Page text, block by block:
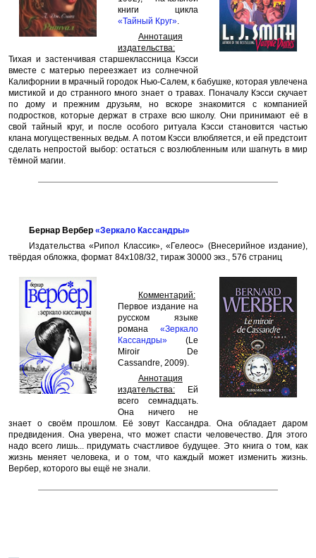
книги цикла
«Тайный Круг».
Аннотация
издательства:
Тихая и застенчивая старшеклассница Кэсси
вместе с матерью переезжает из солнечной
Калифорнии в мрачный городок Нью-Салем, к бабушке, которая увлечена
мистикой и до странного мно­го знает о травах. Поначалу Кэсси скучает
по дому и прежним друзьям, но вскоре знакомится с компанией
подростков, которые держат в страхе всю школу. Они принимают её в
свой тайный круг, и после особого ритуала Кэсси становится частью
клана могущественных ведьм. А потом Кэсси влюбляется, и ей предсто­ит
сделать непростой выбор: остаться с возлюбленным или шаг­нуть в мир
тёмной магии.
Бернар Вербер «Зеркало Кассандры»
Издательства «Рипол Классик», «Гелеос» (Внесерийное издание),
твёрдая обложка, формат 84x108/32, тираж 30000 экз., 576 страниц
Комментарий:
Первое издание на
русском языке
романа «Зеркало
Кассандры» (Le
Miroir De
Cassandre, 2009).
Аннотация
издательства: Ей
всего семнадцать.
Она ничего не
знает о своём прошлом. Её зовут Кассандра. Она обладает даром
предвидения. Она уверена, что может спасти человечество. Для этого
надо всего лишь... придумать счастливое будущее. Это книга о том, как
жизнь меняет человека, и о том, что каждый может изменить жизнь.
Вербер, которого вы ещё не знали.